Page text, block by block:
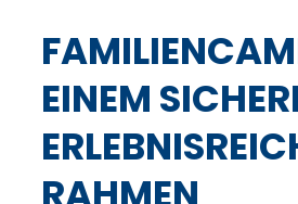
EINEM